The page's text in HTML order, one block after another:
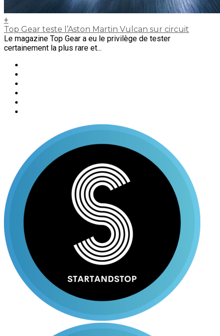
+
Top Gear teste l’Aston Martin Vulcan sur circuit
Le magazine Top Gear a eu le privilège de tester
certainement la plus rare et...